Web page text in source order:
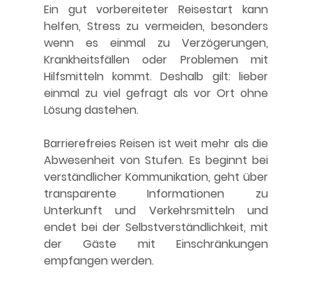
Ein gut vorbereiteter Reisestart kann
helfen, Stress zu vermeiden, besonders
wenn es einmal zu Verzögerungen,
Krankheitsfällen oder Problemen mit
Hilfsmitteln kommt. Deshalb gilt: lieber
einmal zu viel gefragt als vor Ort ohne
Lösung dastehen.
Barrierefreies Reisen ist weit mehr als die
Abwesenheit von Stufen. Es beginnt bei
verständlicher Kommunikation, geht über
transparente Informationen zu
Unterkunft und Verkehrsmitteln und
endet bei der Selbstverständlichkeit, mit
der Gäste mit Einschränkungen
empfangen werden.